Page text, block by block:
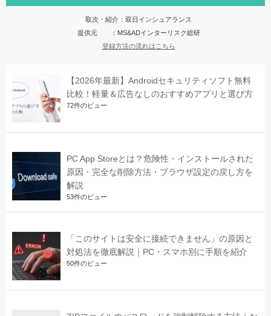
取次・紹介：双日インシュアランス
提供元 ：MS&ADインターリスク総研
登録方法の流れはこちら
【2026年最新】Androidセキュリティソフト無料
比較！軽量＆広告なしのおすすめアプリと選び方
72件のビュー
PC App Storeとは？危険性・インストールされた
原因・完全な削除方法・ブラウザ設定の戻し方を
解説
53件のビュー
「このサイトは安全に接続できません」の原因と
対処法を徹底解説｜PC・スマホ別に手順を紹介
50件のビュー